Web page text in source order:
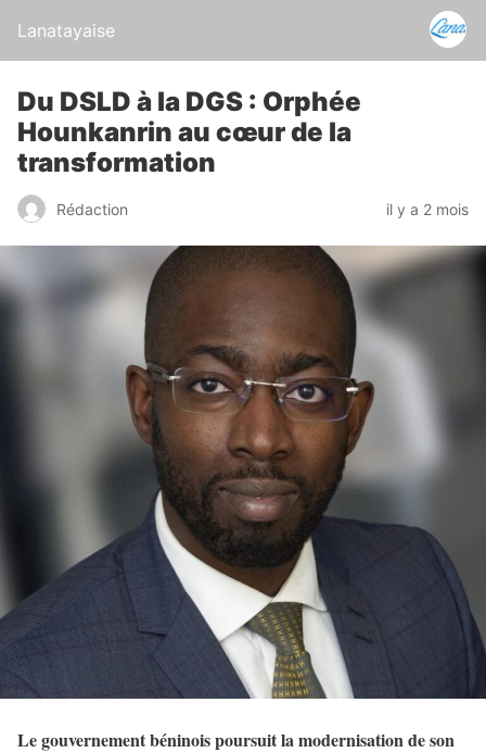
Lanatayaise
Du DSLD à la DGS : Orphée
Hounkanrin au cœur de la
transformation
Rédaction il y a 2 mois
Le gouvernement béninois poursuit la modernisation de son